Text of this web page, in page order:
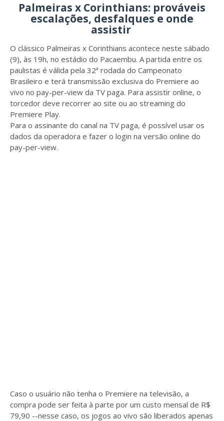
Palmeiras x Corinthians: prováveis
escalações, desfalques e onde
assistir
O clássico Palmeiras x Corinthians acontece neste sábado
(9), às 19h, no estádio do Pacaembu. A partida entre os
paulistas é válida pela 32ª rodada do Campeonato
Brasileiro e terá transmissão exclusiva do Premiere ao
vivo no pay-per-view da TV paga. Para assistir online, o
torcedor deve recorrer ao site ou ao streaming do
Premiere Play.
Para o assinante do canal na TV paga, é possível usar os
dados da operadora e fazer o login na versão online do
pay-per-view.
Caso o usuário não tenha o Premiere na televisão, a
compra pode ser feita à parte por um custo mensal de R$
79,90 --nesse caso, os jogos ao vivo são liberados apenas